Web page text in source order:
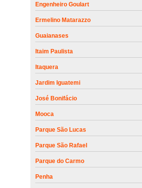
Engenheiro Goulart
Ermelino Matarazzo
Guaianases
Itaim Paulista
Itaquera
Jardim Iguatemi
José Bonifácio
Mooca
Parque São Lucas
Parque São Rafael
Parque do Carmo
Penha